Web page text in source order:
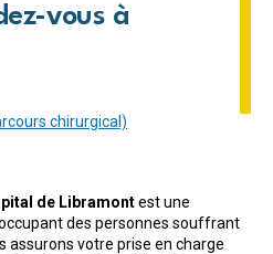
de Libramontest une
des personnes souffrant
assurons votre prise en charge
vous à
chirurgical)